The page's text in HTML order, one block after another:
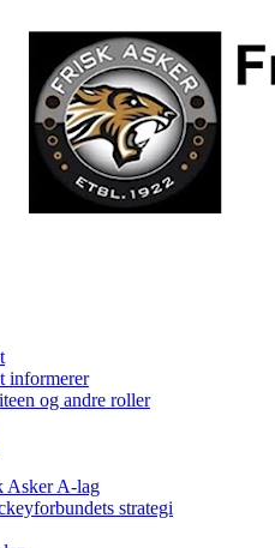
informerer
og andre roller
Asker A-lag
strategi